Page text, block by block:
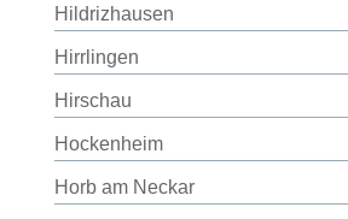
Hildrizhausen
Hirrlingen
Hirschau
Hockenheim
Horb am Neckar